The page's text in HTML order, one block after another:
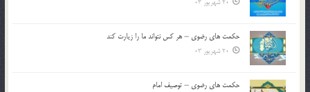
حکمت های رضوی – هر کس نتواند ما را زیارت کند
20 شهریور 03
حکمت های رضوی – توصیف امام